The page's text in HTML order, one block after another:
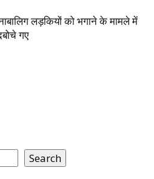
नाबालिग लड़कियों को भगाने के मामले में
गए
Search